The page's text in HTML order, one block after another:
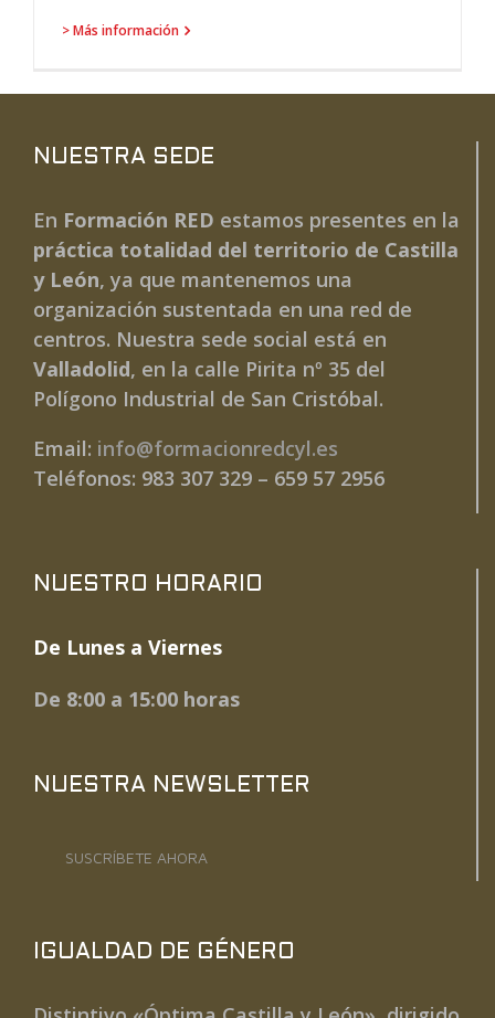
> Más información
NUESTRA SEDE
En Formación RED estamos presentes en la
práctica totalidad del territorio de Castilla
y León, ya que mantenemos una
organización sustentada en una red de
centros. Nuestra sede social está en
Valladolid, en la calle Pirita nº 35 del
Polígono Industrial de San Cristóbal.
Email: info@formacionredcyl.es
Teléfonos: 983 307 329 – 659 57 2956
NUESTRO HORARIO
De Lunes a Viernes
De 8:00 a 15:00 horas
NUESTRA NEWSLETTER
SUSCRÍBETE AHORA
IGUALDAD DE GÉNERO